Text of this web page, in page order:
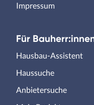
Impressum
Für
Hausbau-Assistent
Haussuche
Anbietersuche